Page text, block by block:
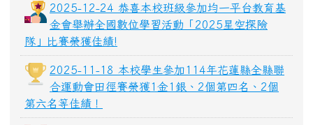
2025-12-24 恭喜本校班級參加均一平台教育基
金會舉辦全國數位學習活動「2025星空探險
隊」比賽榮獲佳績!
2025-11-18 本校學生參加114年花蓮縣全縣聯
合運動會田徑賽榮獲1金1銀、2個第四名、2個
第六名等佳績！